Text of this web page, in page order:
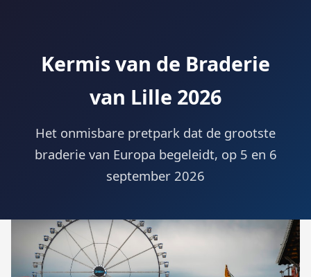
Kermis van de Braderie
van Lille 2026
Het onmisbare pretpark dat de grootste
braderie van Europa begeleidt, op 5 en 6
september 2026